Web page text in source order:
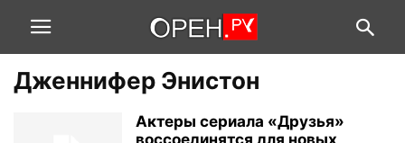
Дженнифер Энистон
Актеры сериала «Друзья»
воссоединятся для новых